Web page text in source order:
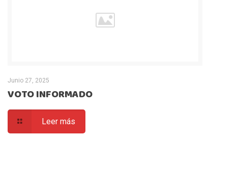
Junio 27, 2025
VOTO INFORMADO
Leer más